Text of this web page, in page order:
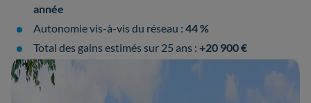
année
Autonomie vis-à-vis du réseau : 44 %
Total des gains estimés sur 25 ans : +20 900 €